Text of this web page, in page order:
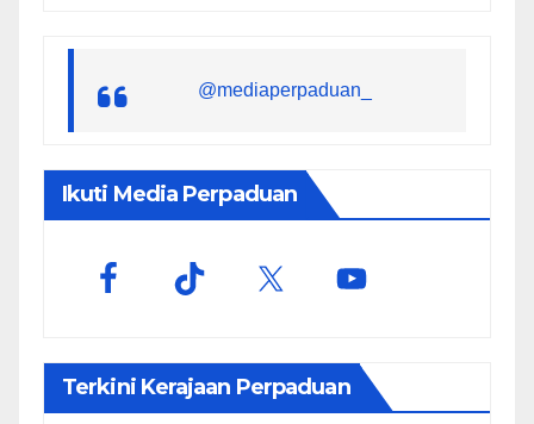
@mediaperpaduan_
Ikuti Media Perpaduan
Terkini Kerajaan Perpaduan